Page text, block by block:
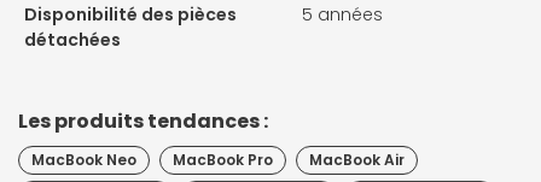
Disponibilité des pièces
détachées
5 années
Les produits tendances :
MacBook Neo MacBook Pro
MacBook Air